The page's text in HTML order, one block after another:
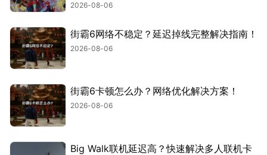
2026-08-06
街霸6网络不稳定？延迟掉线完整解决指南！
2026-08-06
街霸6卡顿怎么办？网络优化解决方案！
2026-08-06
Big Walk联机延迟高？快速解决多人联机卡